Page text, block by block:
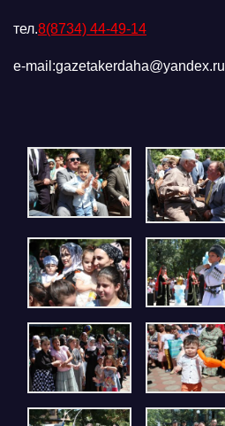
тел.8(8734) 44-49-14
e-mail:gazetakerdaha@yandex.ru